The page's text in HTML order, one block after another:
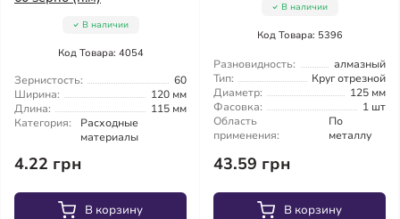
В наличии
Код Товара: 4054
Зернистость:
60
Ширина:
120 мм
Длина:
115 мм
Категория:
Расходные
материалы
4.22 грн
В корзину
В наличии
Код Товара: 5396
Разновидность:
алмазный
Тип:
Круг отрезной
Диаметр:
125 мм
Фасовка:
1 шт
Область
применения:
По
металлу
43.59 грн
В корзину